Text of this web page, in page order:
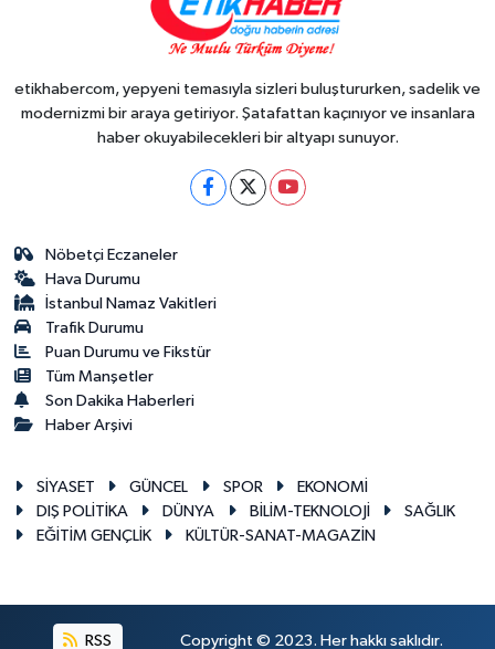
etikhabercom, yepyeni temasıyla sizleri buluştururken, sadelik ve
modernizmi bir araya getiriyor. Şatafattan kaçınıyor ve insanlara
haber okuyabilecekleri bir altyapı sunuyor.
Nöbetçi Eczaneler
Hava Durumu
İstanbul Namaz Vakitleri
Trafik Durumu
Puan Durumu ve Fikstür
Tüm Manşetler
Son Dakika Haberleri
Haber Arşivi
SİYASET GÜNCEL SPOR
EKONOMİ
DIŞ POLİTİKA
DÜNYA BİLİM-TEKNOLOJİ
SAĞLIK
EĞİTİM GENÇLİK
KÜLTÜR-SANAT-MAGAZİN
RSS Copyright © 2023. Her hakkı saklıdır.